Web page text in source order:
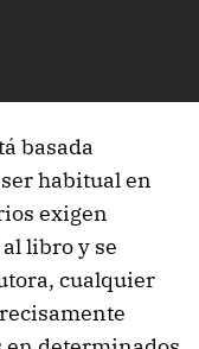
basada
ser habitual en
exigen
libro y se
cualquier